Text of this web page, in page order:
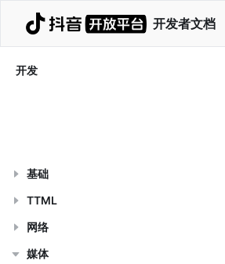
开发者文档
开发
行业插件
基础
TTML
网络
媒体